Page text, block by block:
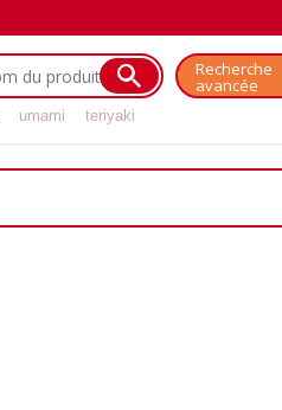
Recherche
avancée
umami teriyaki